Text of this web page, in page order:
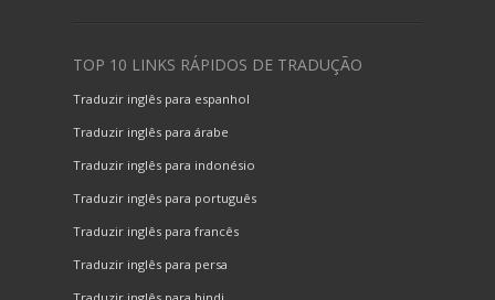
TOP 10 LINKS RÁPIDOS DE TRADUÇÃO
Traduzir inglês para espanhol
Traduzir inglês para árabe
Traduzir inglês para indonésio
Traduzir inglês para português
Traduzir inglês para francês
Traduzir inglês para persa